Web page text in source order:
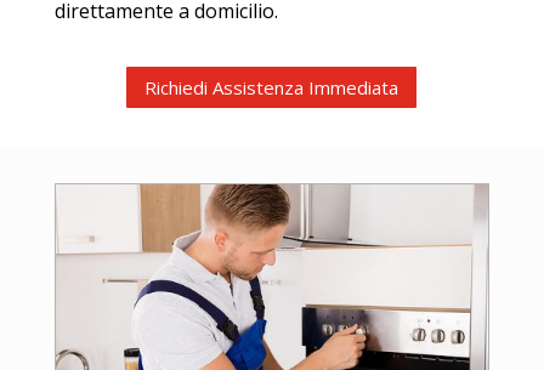
direttamente a domicilio.
Richiedi Assistenza Immediata